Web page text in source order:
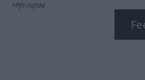
*Pflichtfeld